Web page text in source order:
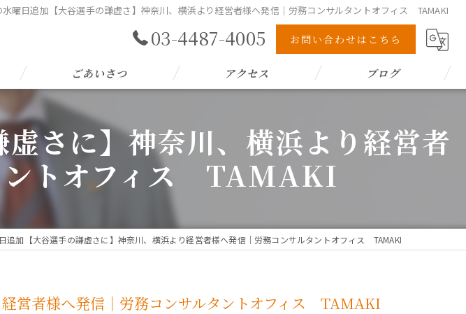
曜日追加【大谷選手の謙虚さ】神奈川、横浜より経営者様へ発信｜労務コンサルタントオフィス TAMAKI
03-4487-4005 お問い合わせはこちら
ごあいさつ アクセス ブログ
さに】神奈川、横浜より経営者
ントオフィス TAMAKI
追加【大谷選手の謙虚さに】神奈川、横浜より経営者様へ発信｜労務コンサルタントオフィス TAMAKI
営者様へ発信｜労務コンサルタントオフィス TAMAKI